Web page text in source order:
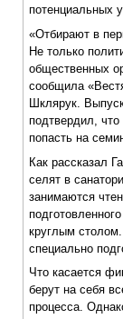
потенциальных
«Отбирают в
Не только
общественных
сообщила
Шклярук.
подтвердил,
попасть на
Как рассказал
селят в
занимаются
круглым
специально
Что касается
берут на себя
процесса.